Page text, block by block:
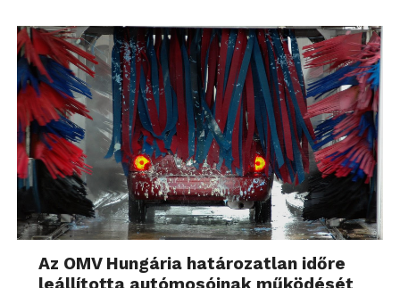
Az OMV Hungária határozatlan időre
leállította autómosóinak működését